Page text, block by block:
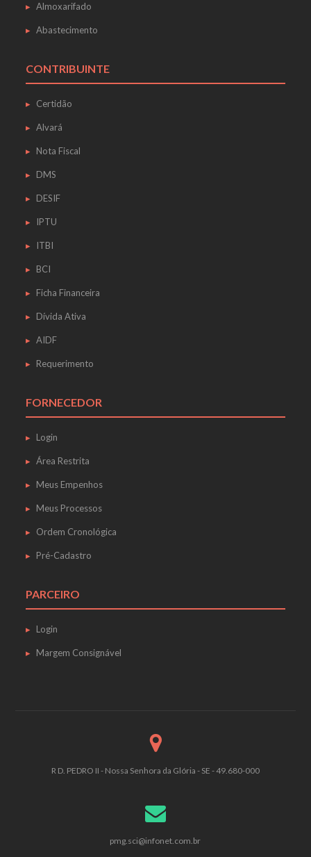
Almoxarifado
Abastecimento
CONTRIBUINTE
Certidão
Alvará
Nota Fiscal
DMS
DESIF
IPTU
ITBI
BCI
Ficha Financeira
Dívida Ativa
AIDF
Requerimento
FORNECEDOR
Login
Área Restrita
Meus Empenhos
Meus Processos
Ordem Cronológica
Pré-Cadastro
PARCEIRO
Login
Margem Consignável
R D. PEDRO II - Nossa Senhora da Glória - SE - 49.680-000
pmg.sci@infonet.com.br